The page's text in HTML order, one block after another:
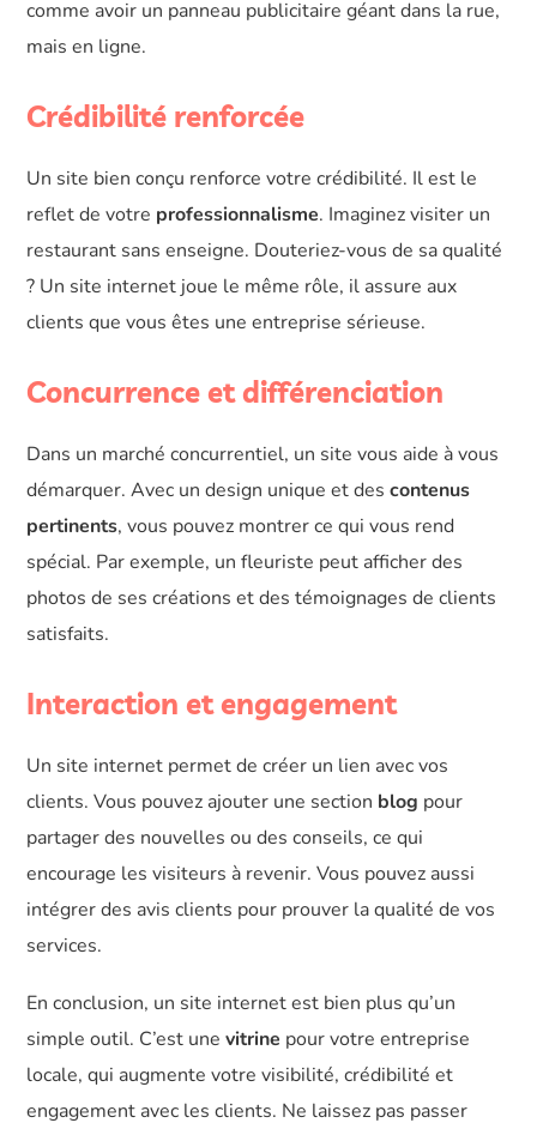
comme avoir un panneau publicitaire géant dans la rue,
mais en ligne.
Crédibilité renforcée
Un site bien conçu renforce votre crédibilité. Il est le
reflet de votre professionnalisme. Imaginez visiter un
restaurant sans enseigne. Douteriez-vous de sa qualité
? Un site internet joue le même rôle, il assure aux
clients que vous êtes une entreprise sérieuse.
Concurrence et différenciation
Dans un marché concurrentiel, un site vous aide à vous
démarquer. Avec un design unique et descontenus
pertinents, vous pouvez montrer ce qui vous rend
spécial. Par exemple, un fleuriste peut afficher des
photos de ses créations et des témoignages de clients
satisfaits.
Interaction et engagement
Un site internet permet de créer un lien avec vos
clients. Vous pouvez ajouter une section blog pour
partager des nouvelles ou des conseils, ce qui
encourage les visiteurs à revenir. Vous pouvez aussi
intégrer des avis clients pour prouver la qualité de vos
services.
En conclusion, un site internet est bien plus qu’un
simple outil. C’est unevitrine pour votre entreprise
locale, qui augmente votre visibilité, crédibilité et
engagement avec les clients. Ne laissez pas passer